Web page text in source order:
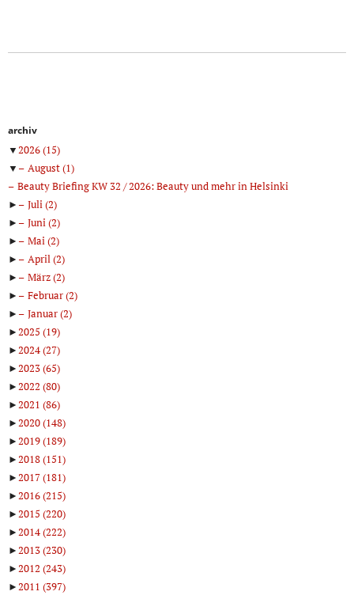
archiv
▼2026(15)
▼
August(1)
Beauty Briefing KW 32 / 2026: Beauty und mehr in Helsinki
►
Juli(2)
►
Juni(2)
►
Mai(2)
►
April(2)
►
März(2)
►
Februar(2)
►
Januar(2)
►2025 (19)
►2024(27)
►2023(65)
►2022 (80)
►2021 (86)
►2020(148)
►2019(189)
►2018(151)
►2017(181)
►2016(215)
►2015 (220)
►2014(222)
►2013(230)
►2012 (243)
►2011 (397)